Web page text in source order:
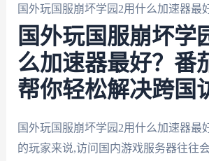
国外玩国服崩坏学园2用什么加速器最
国外玩国服崩坏学
么加速器最好？番
帮你轻松解决跨国
国外玩国服崩坏学园2用什么加速器最
的玩家来说,访问国内游戏服务器往往